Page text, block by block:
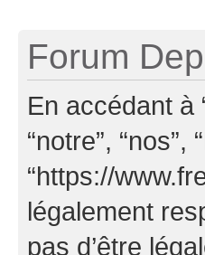
Forum
En accédant à
“notre”,
“https://
légalement
pas d’être